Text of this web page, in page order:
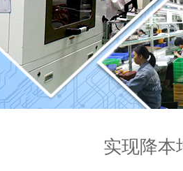
实现降本